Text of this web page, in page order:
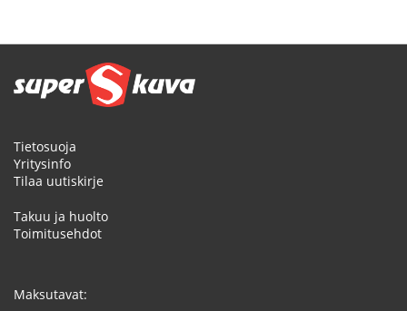
Tietosuoja
Yritysinfo
Tilaa uutiskirje
Takuu ja huolto
Toimitusehdot
Maksutavat: